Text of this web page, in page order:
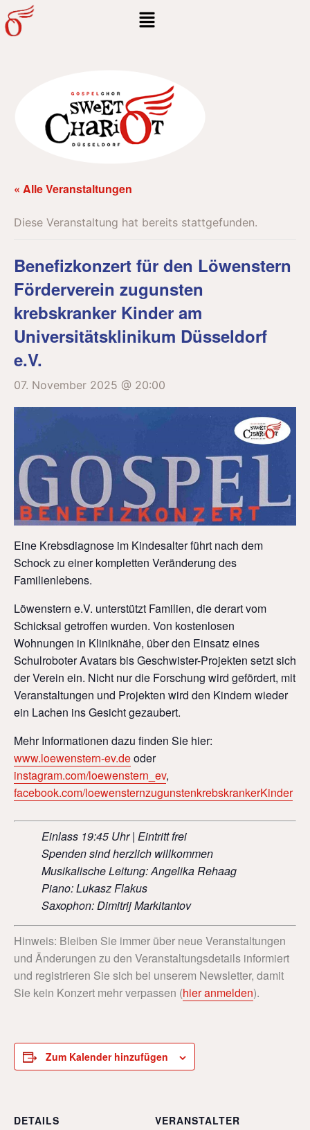
« Alle Veranstaltungen
Diese Veranstaltung hat bereits stattgefunden.
Benefizkonzert für den Löwenstern
Förderverein zugunsten
krebskranker Kinder am
Universitätsklinikum Düsseldorf
e.V.
07. November 2025 @ 20:00
Eine Krebsdiagnose im Kindesalter führt nach dem
Schock zu einer kompletten Veränderung des
Familienlebens.
Löwenstern e.V. unterstützt Familien, die derart vom
Schicksal getroffen wurden. Von kostenlosen
Wohnungen in Kliniknähe, über den Einsatz eines
Schulroboter Avatars bis Geschwister-Projekten setzt sich
der Verein ein. Nicht nur die Forschung wird gefördert, mit
Veranstaltungen und Projekten wird den Kindern wieder
ein Lachen ins Gesicht gezaubert.
Mehr Informationen dazu finden Sie hier:
www.loewenstern-ev.deoder
instagram.com/loewenstern_ev,
facebook.com/loewensternzugunstenkrebskrankerKinder
Einlass 19:45 Uhr | Eintritt frei
Spenden sind herzlich willkommen
Musikalische Leitung: Angelika Rehaag
Piano: Lukasz Flakus
Saxophon: Dimitrij Markitantov
Hinweis: Bleiben Sie immer über neue Veranstaltungen
und Änderungen zu den Veranstaltungsdetails informiert
und registrieren Sie sich bei unserem Newsletter, damit
Sie kein Konzert mehr verpassen (hier anmelden).
Zum Kalender hinzufügen
DETAILS
VERANSTALTER